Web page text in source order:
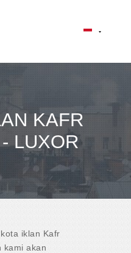
KAFR
LUXOR
iklan Kafr
kami akan